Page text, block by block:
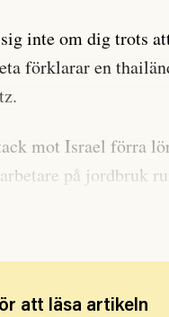
inte om dig trots
förklarar en
mot Israel förra
på jordbruk
att läsa artikeln